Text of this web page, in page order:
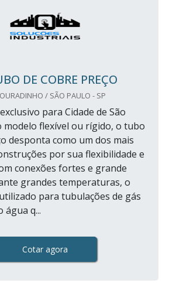
DE COBRE PREÇO
/ SÃO PAULO - SP
para Cidade de São
modelo flexível ou rígido, o tubo
desponta como um dos mais
por sua flexibilidade e
conexões fortes e grande
grandes temperaturas, o
para tubulações de gás
água q...
Cotar agora